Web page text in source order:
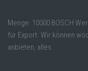
Menge: 10000 BOSCH
für Export. Wir können
anbieten, alles ...